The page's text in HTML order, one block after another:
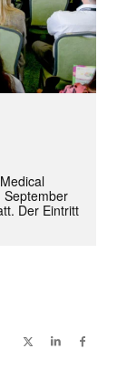
Der Eintritt